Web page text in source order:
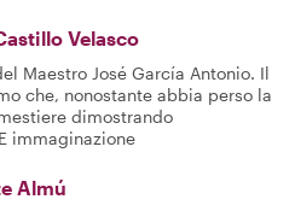
Velasco
Maestro José García Antonio. Il
che, nonostante abbia perso la
dimostrando
immaginazione
Almú